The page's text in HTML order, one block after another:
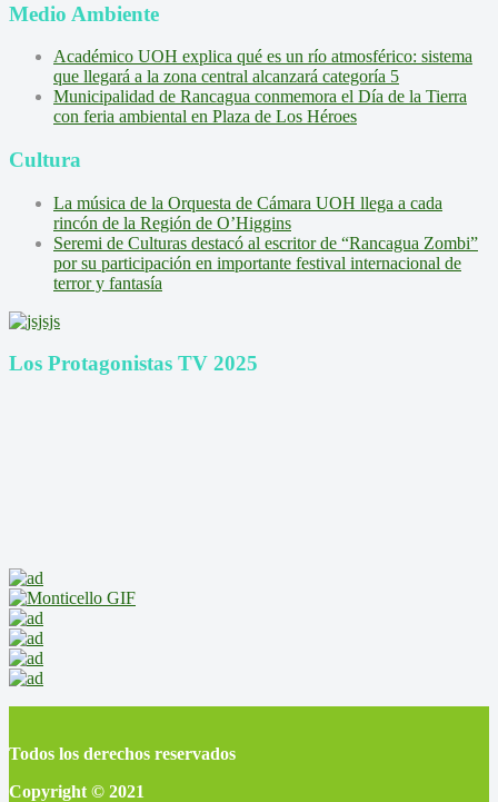
Medio Ambiente
Académico UOH explica qué es un río atmosférico: sistema
que llegará a la zona central alcanzará categoría 5
Municipalidad de Rancagua conmemora el Día de la Tierra
con feria ambiental en Plaza de Los Héroes
Cultura
La música de la Orquesta de Cámara UOH llega a cada
rincón de la Región de O’Higgins
Seremi de Culturas destacó al escritor de “Rancagua Zombi”
por su participación en importante festival internacional de
terror y fantasía
Los Protagonistas TV 2025
Todos los derechos reservados
Copyright © 2021